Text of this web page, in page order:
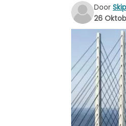
Door Skip
26